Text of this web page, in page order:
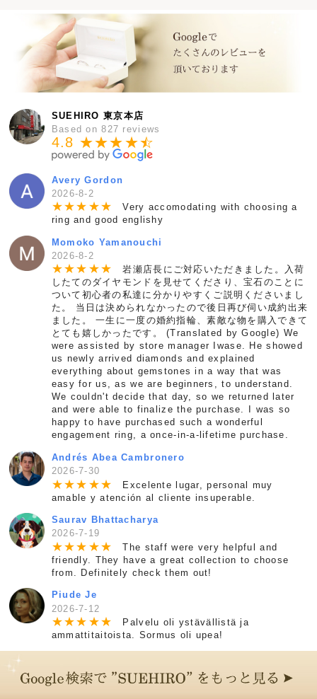
SUEHIRO 東京本店
Based on 827 reviews
4.8 ★★★★★
☆
Avery Gordon
2026-8-2
★★★ ★★
Very accomodating with choosing a
ring and good englishy
Momoko Yamanouchi
2026-8-2
★★★ ★★
岩瀬店長にご対応いただきました。入荷
したてのダイヤモンドを見せてくださり、宝石のことに
ついて初心者の私達に分かりやすくご説明くださいまし
た。 当日は決められなかったので後日再び伺い成約出来
ました。 一生に一度の婚約指輪、素敵な物を購入できて
とても嬉しかったです。 (Translated by Google) We
were assisted by store manager Iwase. He showed
us newly arrived diamonds and explained
everything about gemstones in a way that was
easy for us, as we are beginners, to understand.
We couldn't decide that day, so we returned later
and were able to finalize the purchase. I was so
happy to have purchased such a wonderful
engagement ring, a once-in-a-lifetime purchase.
Andrés Abea Cambronero
2026-7-30
★★★ ★★
Excelente lugar, personal muy
amable y atención al cliente insuperable.
Saurav Bhattacharya
2026-7-19
★★★ ★★
The staff were very helpful and
friendly. They have a great collection to choose
from. Definitely check them out!
Piude Je
2026-7-12
★★★ ★★
Palvelu oli ystävällistä ja
ammattitaitoista. Sormus oli upea!